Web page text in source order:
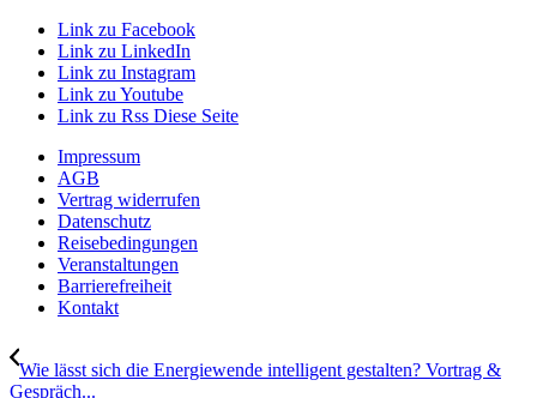
Link zu Facebook
Link zu LinkedIn
Link zu Instagram
Link zu Youtube
Link zu Rss Diese Seite
Impressum
AGB
Vertrag widerrufen
Datenschutz
Reisebedingungen
Veranstaltungen
Barrierefreiheit
Kontakt
Wie lässt sich die Energiewende intelligent gestalten? Vortrag &
Gespräch...